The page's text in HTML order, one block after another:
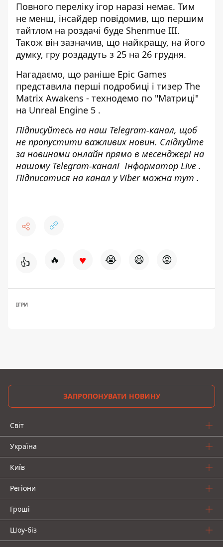
Повного переліку ігор наразі немає. Тим
не менш, інсайдер повідомив, що першим
тайтлом на роздачі буде Shenmue III.
Також він зазначив, що найкращу, на його
думку, гру роздадуть з 25 на 26 грудня.
Нагадаємо, що раніше Epic Games
представила перші подробиці і тизер The
Matrix Awakens - технодемо по "Матриці"
на Unreal Engine 5 .
Підписуйтесь на наш Telegram-канал, щоб
не пропустити важливих новин. Слідкуйте
за новинами онлайн прямо в месенджері на
нашому Telegram-каналіІнформатор Live .
Підписатися на канал у Viber можна тут .
👍 🔥 ♥ 😭 😆 😡
ІГРИ
ЗАПРОПОНУВАТИ НОВИНУ
Світ
Україна
Київ
Регіони
Гроші
Шоу-біз